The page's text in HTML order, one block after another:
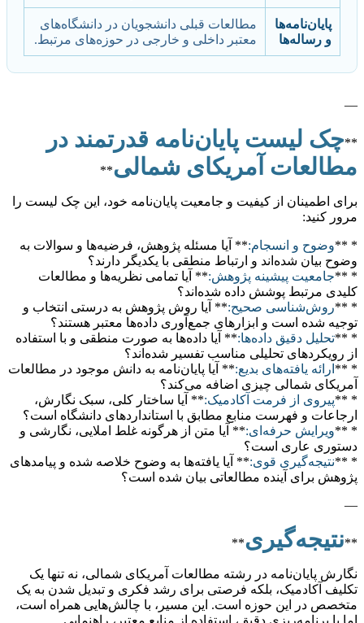
پایان‌نامه‌ها
و رساله‌ها
مطالعات قبلی دانشجویان در دانشگاه‌های
معتبر داخلی و خارجی در حوزه‌های مرتبط.
—
**چک لیست پایان‌نامه قدرتمند در
مطالعات آمریکای شمالی**
برای اطمینان از کیفیت و جامعیت پایان‌نامه خود، این چک لیست را
مرور کنید:
* **وضوح و انسجام:** آیا مسئله پژوهش، فرضیه‌ها و سوالات به
وضوح بیان شده‌اند و ارتباط منطقی با یکدیگر دارند؟
* **جامعیت پیشینه پژوهش:** آیا تمامی نظریه‌ها و مطالعات
کلیدی مرتبط پوشش داده شده‌اند؟
* **روش‌شناسی صحیح:** آیا روش پژوهش به درستی انتخاب و
توجیه شده است و ابزارهای جمع‌آوری داده‌ها معتبر هستند؟
* **تحلیل دقیق داده‌ها:** آیا داده‌ها به صورت منطقی و با استفاده
از رویکردهای تحلیلی مناسب تفسیر شده‌اند؟
* ** ارائه یافته‌های بدیع:** آیا پایان‌نامه به دانش موجود در مطالعات
آمریکای شمالی چیزی اضافه می‌کند؟
* **پیروی از فرمت آکادمیک:** آیا ساختار کلی، سبک نگارش،
ارجاعات و فهرست منابع مطابق با استانداردهای دانشگاه است؟
* **ویرایش حرفه‌ای:** آیا متن از هرگونه غلط املایی، نگارشی و
دستوری عاری است؟
* **نتیجه‌گیری قوی:** آیا یافته‌ها به وضوح خلاصه شده و پیامدهای
پژوهش برای آینده مطالعاتی بیان شده است؟
—
**نتیجه‌گیری**
نگارش پایان‌نامه در رشته مطالعات آمریکای شمالی، نه تنها یک
تکلیف آکادمیک، بلکه فرصتی برای رشد فکری و تبدیل شدن به یک
متخصص در این حوزه است. این مسیر، با چالش‌هایی همراه است،